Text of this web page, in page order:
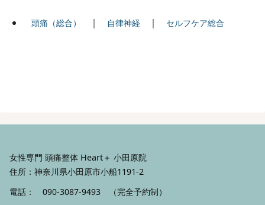
頭痛（総合） ｜ 自律神経 ｜ セルフケア総合
女性専門 頭痛整体 Heart＋ 小田原院
住所：神奈川県小田原市小船1191-2
電話：
090-3087-9493 （完全予約制）